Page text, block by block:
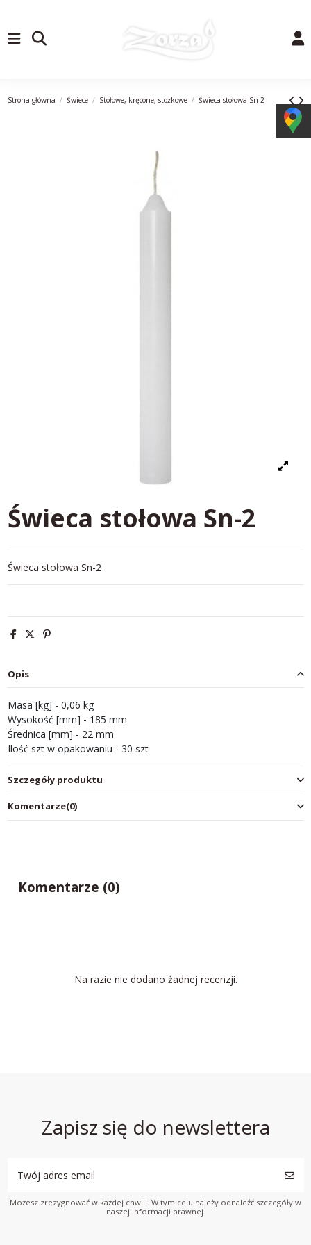
Strona główna Świece Stołowe, kręcone, stożkowe Świeca stołowa Sn-2
Świeca stołowa Sn-2
Świeca stołowa Sn-2
Opis
Masa [kg] - 0,06 kg
Wysokość [mm] - 185 mm
Średnica [mm] - 22 mm
Ilość szt w opakowaniu - 30 szt
Szczegóły produktu
Komentarze(0)
Komentarze (0)
Na razie nie dodano żadnej recenzji.
Zapisz się do newslettera
Możesz zrezygnować w każdej chwili. W tym celu należy odnaleźć szczegóły w
naszej informacji prawnej.